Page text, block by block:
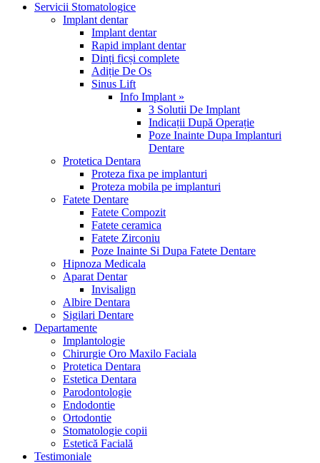
Servicii Stomatologice
Implant dentar
Implant dentar
Rapid implant dentar
Dinți ficși complete
Adiție De Os
Sinus Lift
Info Implant »
3 Solutii De Implant
Indicații După Operație
Poze Inainte Dupa Implanturi
Dentare
Protetica Dentara
Proteza fixa pe implanturi
Proteza mobila pe implanturi
Fatete Dentare
Fatete Compozit
Fatete ceramica
Fatete Zirconiu
Poze Inainte Si Dupa Fatete Dentare
Hipnoza Medicala
Aparat Dentar
Invisalign
Albire Dentara
Sigilari Dentare
Departamente
Implantologie
Chirurgie Oro Maxilo Faciala
Protetica Dentara
Estetica Dentara
Parodontologie
Endodontie
Ortodontie
Stomatologie copii
Estetică Facială
Testimoniale